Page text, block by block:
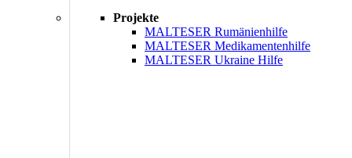
Projekte
MALTESER Rumänienhilfe
MALTESER Medikamentenhilfe
MALTESER Ukraine Hilfe